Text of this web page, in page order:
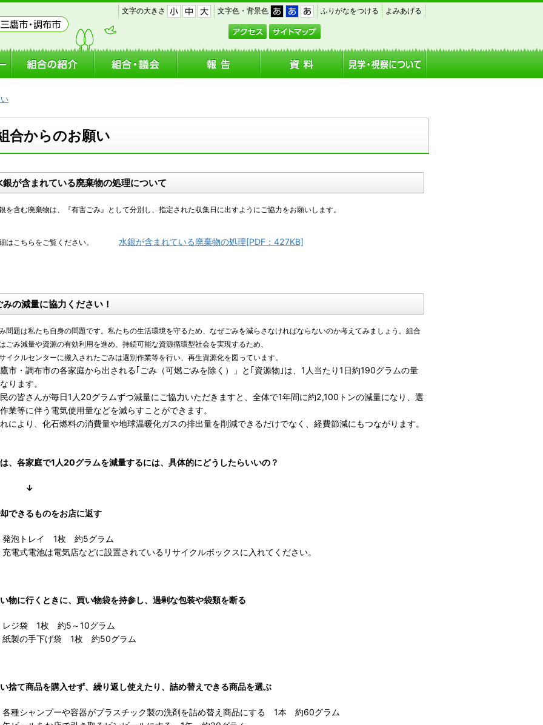
｜
文字の大きさ 小 中 大
｜
文字色・背景色 黒 青 白
｜
ふりがなをつける ｜
よみあげる
アクセス
合からのお願い
銀が含まれている廃棄物の処理について
を含む廃棄物は、『有害ごみ』として分別し、指定された収集日に出すようにご協力をお願いします。
はこちらをご覧ください。 水銀が含まれている廃棄物の処理[PDF：427KB]
みの減量に協力ください！
問題は私たち自身の問題です。私たちの生活環境を守るため、なぜごみを減らさなければならないのか考えてみましょう。組合
ごみ減量や資源の有効利用を進め、持続可能な資源循環型社会を実現するため、
イクルセンターに搬入されたごみは選別作業等を行い、再生資源化を図っています。
市・調布市の各家庭から出される｢ごみ（可燃ごみを除く）」と｢資源物｣は、1人当たり1日約190グラムの量
ります。
の皆さんが毎日1人20グラムずつ減量にご協力いただきますと、全体で1年間に約2,100トンの減量になり、選
業等に伴う電気使用量などを減らすことができます。
により、化石燃料の消費量や地球温暖化ガスの排出量を削減できるだけでなく、経費節減にもつながります。
、各家庭で1人20グラムを減量するには、具体的にどうしたらいいの？
できるものをお店に返す
発泡トレイ 1枚 約5グラム
充電式電池は電気店などに設置されているリサイクルボックスに入れてください。
物に行くときに、買い物袋を持参し、過剰な包装や袋類を断る
レジ袋 1枚 約5～10グラム
紙製の手下げ袋 1枚 約50グラム
捨て商品を購入せず、繰り返し使えたり、詰め替えできる商品を選ぶ
各種シャンプーや容器がプラスチック製の洗剤を詰め替え商品にする 1本 約60グラム